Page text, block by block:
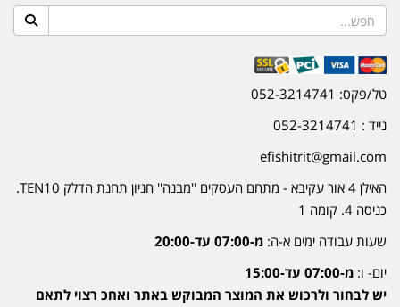
טל/פקס: 052-3214741
נייד : 052-3214741
efishitrit@gmail.com
האילן 4 אור עקיבא - מתחם העסקים ''מבנה'' חניון תחנת הדלק TEN10.
כניסה 4. קומה 1
שעות עבודה ימים א-ה: מ-07:00 עד-20:00
יום- ו: מ-07:00 עד-15:00
יש לבחור ולרכוש את המוצר המבוקש באתר ואחכ רצוי לתאם